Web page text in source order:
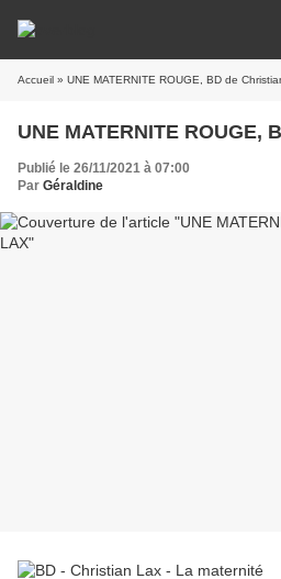
Accueil » UNE MATERNITE ROUGE, BD de
UNE MATERNITE ROUGE,
Publié le 26/11/2021 à 07:00
Par Géraldine